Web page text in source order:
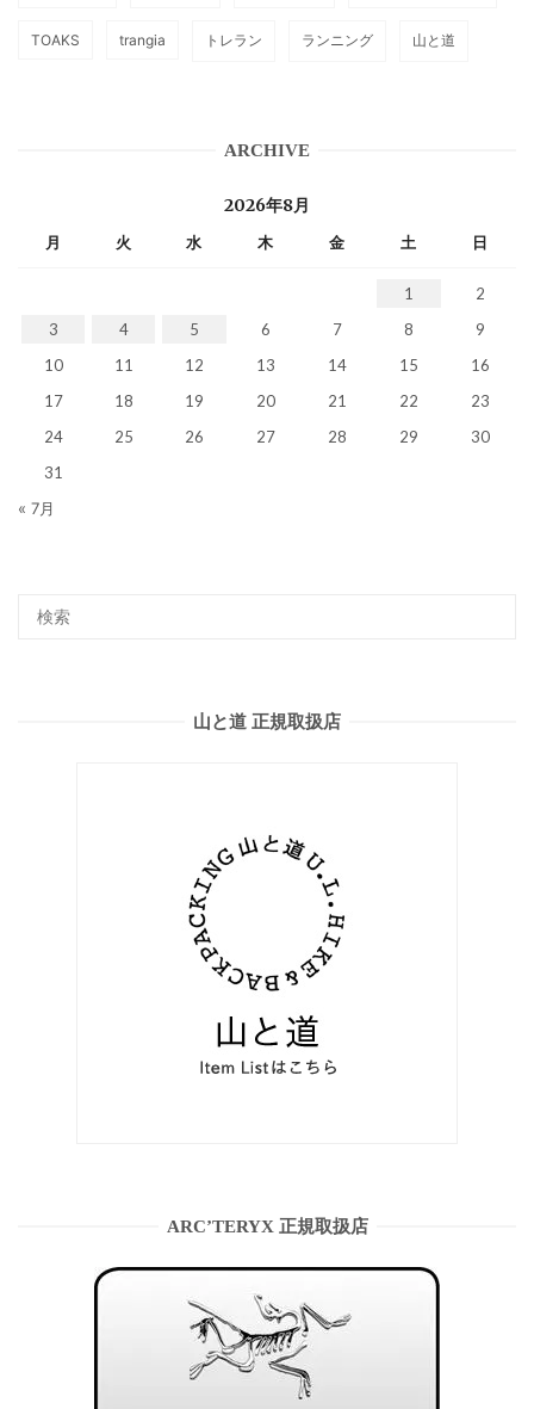
TOAKS trangia トレラン ランニング 山と道
ARCHIVE
2026年8月
月 火 水 木 金 土 日
1
2
3
4 5 6 7 8
9
10
11 12 13 14 15
16
17
18 19 20 21 22
23
24
25 26 27 28 29
30
31
« 7月
山と道 正規取扱店
ARC’TERYX 正規取扱店